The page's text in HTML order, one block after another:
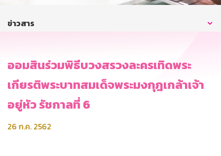
ข่าวสาร
ออมสินร่วมพิธีบวงสรวงละครเทิดพระ
เกียรติพระบาทสมเด็จพระมงกุฎเกล้าเจ้า
อยู่หัว รัชกาลที่ 6
26 ก.ค. 2562